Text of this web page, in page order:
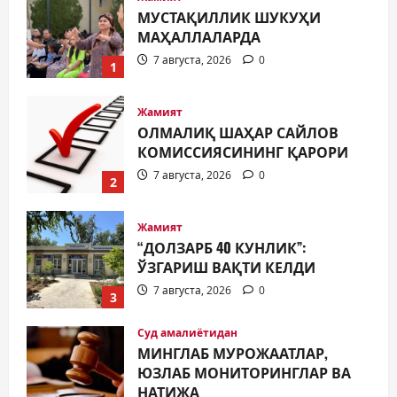
2
ОЛМАЛИҚ ШАҲАР САЙЛОВ
КОМИССИЯСИНИНГ ҚАРОРИ
7 августа, 2026 0
3
Жамият
“ДОЛЗАРБ 40 КУНЛИК”:
ЎЗГАРИШ ВАҚТИ КЕЛДИ
7 августа, 2026 0
4
МИНГЛАБ МУРОЖААТЛАР,
ЮЗЛАБ МОНИТОРИНГЛАР ВА
НАТИЖА
7 августа, 2026
Жиноят ва жазо
ИНТЕРНЕТ ҲУЖУМИДАН
ЎЗИНГИЗНИ ҲИМОЯЛАЙ
ОЛАСИЗМИ?